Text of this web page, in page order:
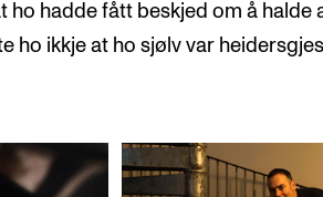
ho hadde fått beskjed om å halde
ho ikkje at ho sjølv var